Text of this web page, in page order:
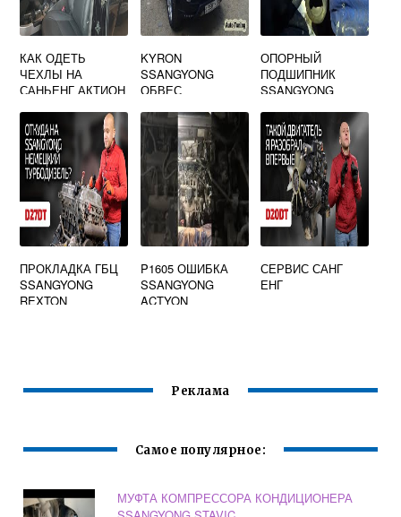
КАК ОДЕТЬ
ЧЕХЛЫ НА
САНЬЕНГ АКТИОН
KYRON
SSANGYONG
ОБВЕС
ОПОРНЫЙ
ПОДШИПНИК
SSANGYONG
ПРОКЛАДКА ГБЦ
SSANGYONG
REXTON
P1605 ОШИБКА
SSANGYONG
ACTYON
СЕРВИС САНГ
ЕНГ
Реклама
Самое популярное:
МУФТА КОМПРЕССОРА КОНДИЦИОНЕРА